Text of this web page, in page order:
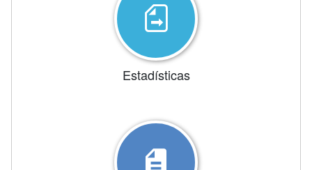
Estadísticas